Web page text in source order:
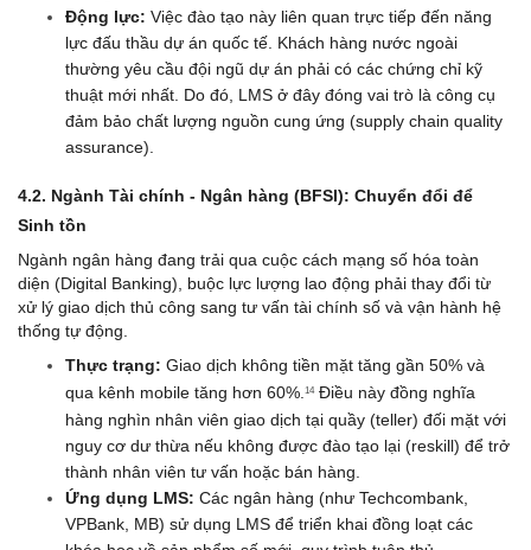
Động lực: Việc đào tạo này liên quan trực tiếp đến năng
lực đấu thầu dự án quốc tế. Khách hàng nước ngoài
thường yêu cầu đội ngũ dự án phải có các chứng chỉ kỹ
thuật mới nhất. Do đó, LMS ở đây đóng vai trò là công cụ
đảm bảo chất lượng nguồn cung ứng (supply chain quality
assurance).
4.2. Ngành Tài chính - Ngân hàng (BFSI): Chuyển đổi để
Sinh tồn
Ngành ngân hàng đang trải qua cuộc cách mạng số hóa toàn
diện (Digital Banking), buộc lực lượng lao động phải thay đổi từ
xử lý giao dịch thủ công sang tư vấn tài chính số và vận hành hệ
thống tự động.
Thực trạng: Giao dịch không tiền mặt tăng gần 50% và
qua kênh mobile tăng hơn 60%. 14 Điều này đồng nghĩa
hàng nghìn nhân viên giao dịch tại quầy (teller) đối mặt với
nguy cơ dư thừa nếu không được đào tạo lại (reskill) để trở
thành nhân viên tư vấn hoặc bán hàng.
Ứng dụng LMS: Các ngân hàng (như Techcombank,
VPBank, MB) sử dụng LMS để triển khai đồng loạt các